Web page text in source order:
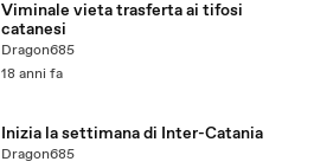
Viminale vieta trasferta ai tifosi
catanesi
Dragon685
18 anni fa
Inizia la settimana di Inter-Catania
Dragon685